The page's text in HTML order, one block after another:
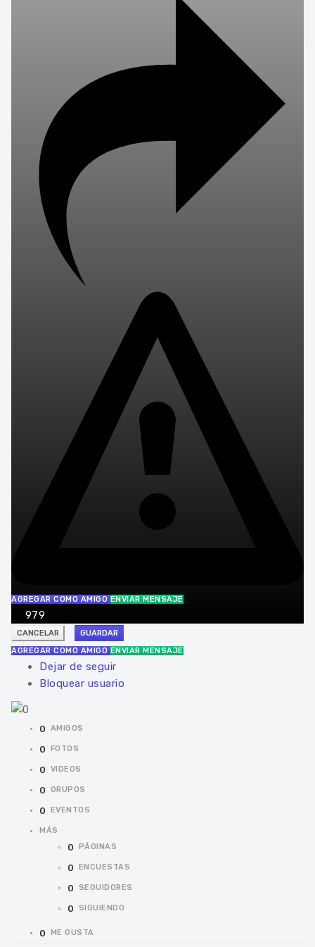
AGREGAR COMO AMIGO ENVIAR MENSAJE
979
AGREGAR COMO AMIGO ENVIAR MENSAJE
Dejar de seguir
Bloquear usuario
AMIGOS
0
FOTOS
0
VIDEOS
0
GRUPOS
0
EVENTOS
0
MÁS
PÁGINAS
0
ENCUESTAS
0
SEGUIDORES
0
SIGUIENDO
0
ME GUSTA
0